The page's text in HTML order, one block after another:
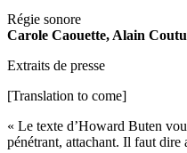
Régie sonore
Carole Caouette, Alain
Extraits de presse
[Translation to come]
« Le texte d’Howard Buten
pénétrant, attachant. Il faut dire